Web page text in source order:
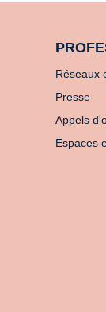
Réseaux
Presse
Appels
Espaces